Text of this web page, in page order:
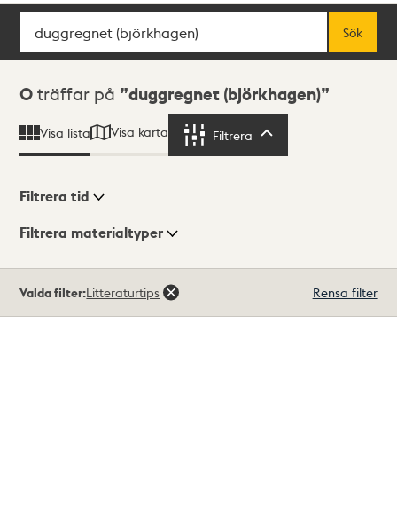
Sök
Sök
Sökresultat
0 träffar på duggregnet (björkhagen)
Visa lista Visa karta Filtrera
Visningsläge
Filtrera tid
Filtrera materialtyper
träffar
Valda filter:Litteraturtips Rensa filter